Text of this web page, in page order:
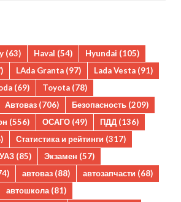
(63) Haval (54) Hyundai (105)
LAda Granta (97) Lada Vesta (91)
(69) Toyota (78)
Автоваз (706) Безопасность (209)
(556) ОСАГО (49) ПДД (136)
Статистика и рейтинги (317)
УАЗ (85) Экзамен (57)
автоваз (88) автозапчасти (68)
автошкола(81)